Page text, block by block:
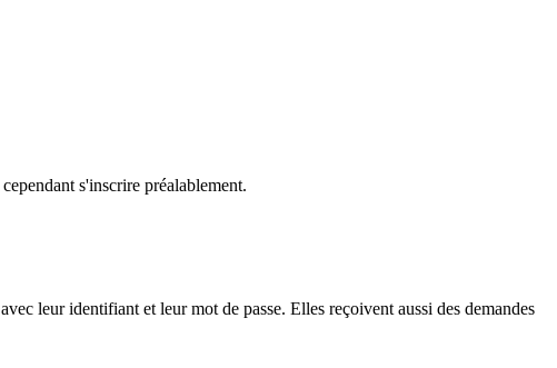
s'inscrire préalablement.
leur identifiant et leur mot de passe. Elles reçoivent aussi des demandes